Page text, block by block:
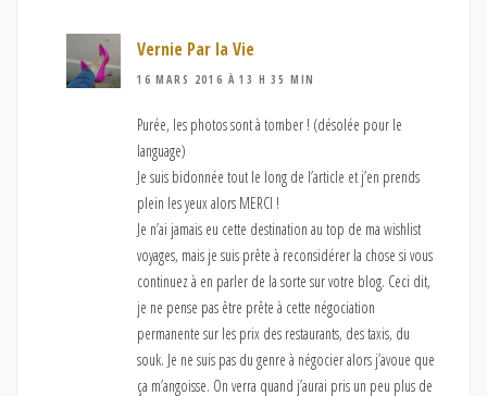
Vernie Par la Vie
16 MARS 2016 À 13 H 35 MIN
Purée, les photos sont à tomber ! (désolée pour le
language)
Je suis bidonnée tout le long de l’article et j’en prends
plein les yeux alors MERCI !
Je n’ai jamais eu cette destination au top de ma wishlist
voyages, mais je suis prête à reconsidérer la chose si vous
continuez à en parler de la sorte sur votre blog. Ceci dit,
je ne pense pas être prête à cette négociation
permanente sur les prix des restaurants, des taxis, du
souk. Je ne suis pas du genre à négocier alors j’avoue que
ça m’angoisse. On verra quand j’aurai pris un peu plus de